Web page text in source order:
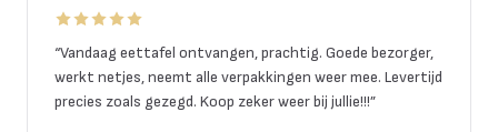
“Vandaag eettafel ontvangen, prachtig. Goede bezorger,
werkt netjes, neemt alle verpakkingen weer mee. Levertijd
precies zoals gezegd. Koop zeker weer bij jullie!!!”